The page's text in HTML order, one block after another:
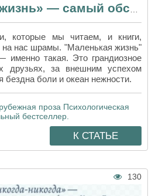
которые мы читаем, и книги,
на нас шрамы. "Маленькая жизнь"
именно такая. Это грандиозное
друзьях, за внешним успехом
бездна боли и океан нежности.
проза Психологическая
бестселлер.
К СТАТЬЕ
130